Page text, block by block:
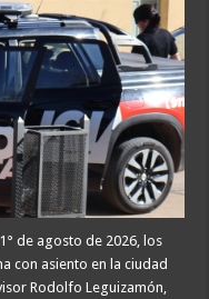
de agosto de 2026, los
con asiento en la ciudad
Rodolfo Leguizamón,